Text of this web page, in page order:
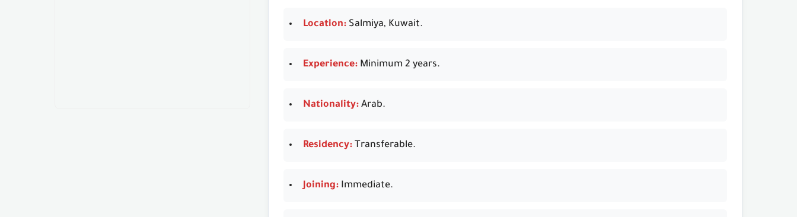
Location: Salmiya, Kuwait.
Experience: Minimum 2 years.
Nationality: Arab.
Residency: Transferable.
Joining: Immediate.